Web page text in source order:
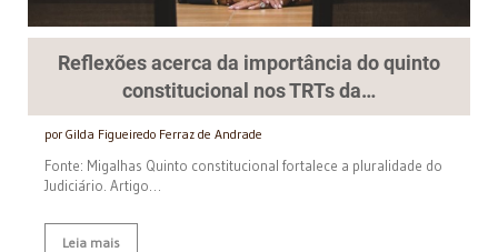
Reflexões acerca da importância do quinto
constitucional nos TRTs da…
por Gilda Figueiredo Ferraz de Andrade
Fonte: Migalhas Quinto constitucional fortalece a pluralidade do
Judiciário. Artigo…
Leia mais